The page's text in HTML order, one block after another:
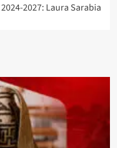
2027: Laura Sarabia